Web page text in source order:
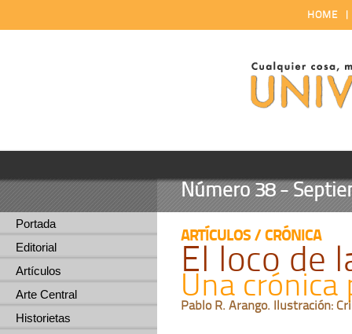
HOME
Número 38 -
Portada
Editorial
Artículos
Arte Central
Historietas
ARTÍCULOS / CRÓNICA
El loco de
Una crónica
Pablo R. Arango. Ilustración: